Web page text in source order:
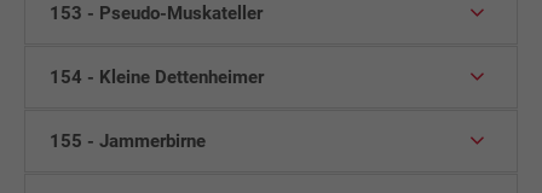
153 - Pseudo-Muskateller
154 - Kleine Dettenheimer
155 - Jammerbirne